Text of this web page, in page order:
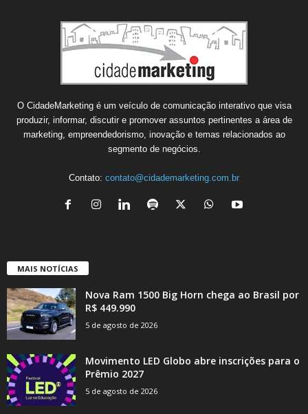
O CidadeMarketing é um veículo de comunicação interativo que visa
produzir, informar, discutir e promover assuntos pertinentes a área de
marketing, empreendedorismo, inovação e temas relacionados ao
segmento de negócios.
Contato: contato@cidademarketing.com.br
MAIS NOTÍCIAS
Nova Ram 1500 Big Horn chega ao Brasil por
R$ 449.990
5 de agosto de 2026
Movimento LED Globo abre inscrições para o
Prêmio 2027
5 de agosto de 2026